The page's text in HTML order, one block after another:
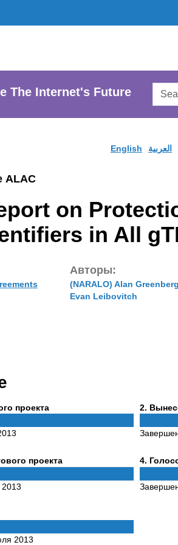
The Internet's Future
English العربية
ALAC
on
in All
Авторы:
(NARALO) Alan
Evan Leibovitch
проекта 2 Phase
.
проекта 4Phase
.
2013